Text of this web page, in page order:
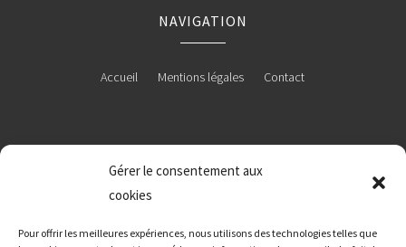
Gérer le consentement aux
cookies
Pour offrir les meilleures expériences, nous utilisons des technologies telles que
NAVIGATION
Accueil Mentions légales Contact